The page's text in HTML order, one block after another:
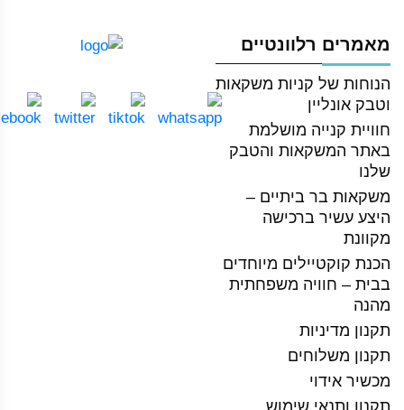
מאמרים רלוונטיים
הנוחות של קניות משקאות
וטבק אונליין
חוויית קנייה מושלמת
באתר המשקאות והטבק
שלנו
משקאות בר ביתיים –
היצע עשיר ברכישה
מקוונת
הכנת קוקטיילים מיוחדים
בבית – חוויה משפחתית
מהנה
תקנון מדיניות
תקנון משלוחים
מכשיר אידוי